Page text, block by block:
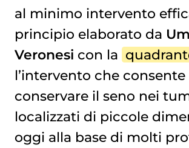
al minimo intervento
principio elaborato da
Veronesi con la
l’intervento che consente
conservare il seno nei
localizzati di piccole
oggi alla base di molti